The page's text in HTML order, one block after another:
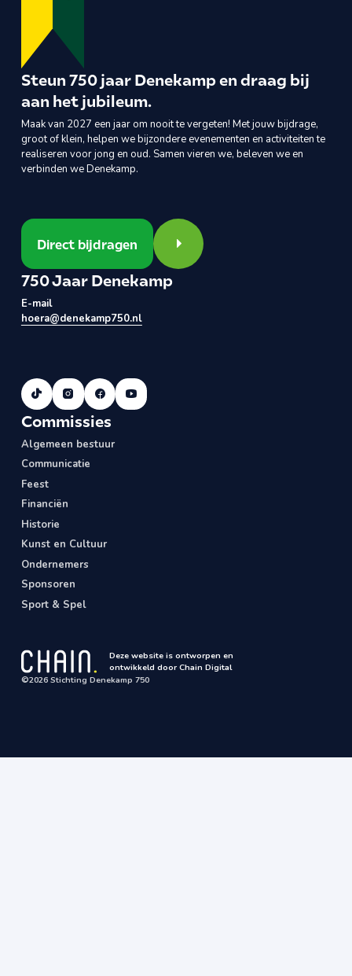
Steun 750 jaar Denekamp en draag bij
aan het jubileum.
Maak van 2027 een jaar om nooit te vergeten! Met jouw bijdrage,
groot of klein, helpen we bijzondere evenementen en activiteiten te
realiseren voor jong en oud. Samen vieren we, beleven we en
verbinden we Denekamp.
Direct bijdragen
Direct bijdragen
750 Jaar Denekamp
E-mail
hoera@denekamp750.nl
Commissies
Algemeen bestuur
Communicatie
Feest
Financiën
Historie
Kunst en Cultuur
Ondernemers
Sponsoren
Sport & Spel
©2026 Stichting Denekamp 750
Deze website is ontworpen en
ontwikkeld door Chain Digital